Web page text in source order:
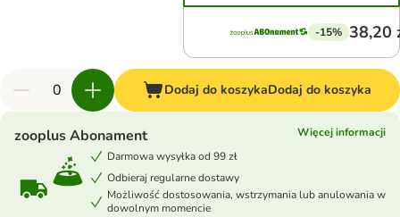
-15% 38,20
Dodaj do koszykaDodaj do koszyka
zooplus Abonament
Więcej informacji
Darmowa wysyłka od 99 zł
Odbieraj regularne dostawy
Możliwość dostosowania, wstrzymania lub anulowania w
dowolnym momencie